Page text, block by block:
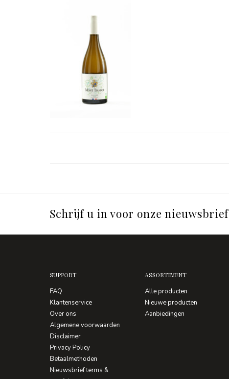
Schrijf u in voor onze nieuwsbrief
SUPPORT
FAQ
Klantenservice
Over ons
Algemene voorwaarden
Disclaimer
Privacy Policy
Betaalmethoden
Nieuwsbrief terms &
ASSORTIMENT
Alle producten
Nieuwe producten
Aanbiedingen